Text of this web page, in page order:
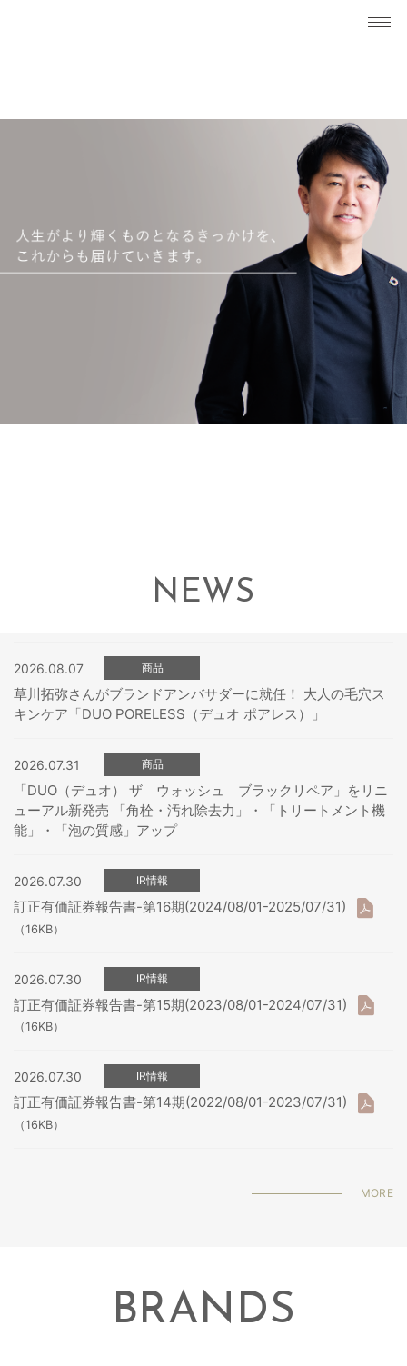
NEWS
2026.08.07 商品
草川拓弥さんがブランドアンバサダーに就任！ 大人の毛穴ス
キンケア「DUO PORELESS（デュオ ポアレス）」
2026.07.31 商品
「DUO（デュオ） ザ ウォッシュ ブラックリペア」をリニ
ューアル新発売 「角栓・汚れ除去力」・「トリートメント機
能」・「泡の質感」アップ
2026.07.30 IR情報
訂正有価証券報告書-第16期(2024/08/01-2025/07/31)
（16KB）
2026.07.30 IR情報
訂正有価証券報告書-第15期(2023/08/01-2024/07/31)
（16KB）
2026.07.30 IR情報
訂正有価証券報告書-第14期(2022/08/01-2023/07/31)
（16KB）
MORE
BRANDS